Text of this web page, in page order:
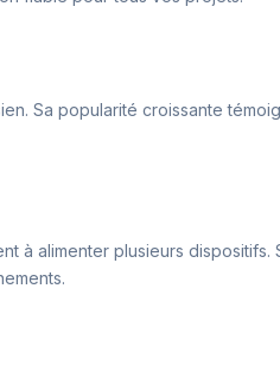
Sa popularité croissante
à alimenter plusieurs